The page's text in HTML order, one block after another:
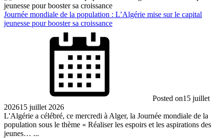
Journée mondiale de la population : L’Algérie mise sur le capital
jeunesse pour booster sa croissance
Posted on15 juillet
202615 juillet 2026
L'Algérie a célébré, ce mercredi à Alger, la Journée mondiale de la
population sous le thème « Réaliser les espoirs et les aspirations des
jeunes… ...